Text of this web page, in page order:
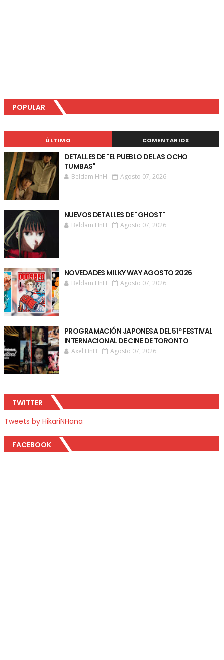
POPULAR
ÚLTIMO COMENTARIOS
DETALLES DE "EL PUEBLO DE LAS OCHO
TUMBAS"
Beldam HnH Agosto 07, 2026
NUEVOS DETALLES DE "GHOST"
Beldam HnH Agosto 07, 2026
NOVEDADES MILKY WAY AGOSTO 2026
Beldam HnH Agosto 07, 2026
PROGRAMACIÓN JAPONESA DEL 51º FESTIVAL
INTERNACIONAL DE CINE DE TORONTO
Axel HnH Agosto 07, 2026
TWITTER
Tweets by HikariNHana
FACEBOOK